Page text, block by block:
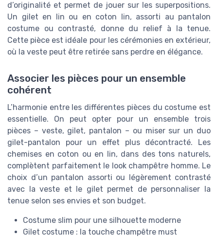
d’originalité et permet de jouer sur les superpositions.
Un gilet en lin ou en coton lin, assorti au pantalon
costume ou contrasté, donne du relief à la tenue.
Cette pièce est idéale pour les cérémonies en extérieur,
où la veste peut être retirée sans perdre en élégance.
Associer les pièces pour un ensemble
cohérent
L’harmonie entre les différentes pièces du costume est
essentielle. On peut opter pour un ensemble trois
pièces – veste, gilet, pantalon – ou miser sur un duo
gilet-pantalon pour un effet plus décontracté. Les
chemises en coton ou en lin, dans des tons naturels,
complètent parfaitement le look champêtre homme. Le
choix d’un pantalon assorti ou légèrement contrasté
avec la veste et le gilet permet de personnaliser la
tenue selon ses envies et son budget.
Costume slim pour une silhouette moderne
Gilet costume : la touche champêtre must